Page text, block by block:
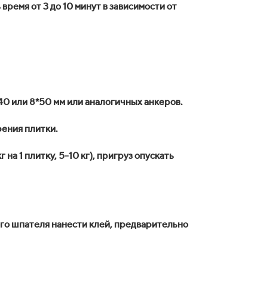
от 3 до 10 минут в зависимости от
или 8*50 мм или аналогичных анкеров.
плитки.
1 плитку, 5-10 кг), пригруз опускать
шпателя нанести клей, предварительно